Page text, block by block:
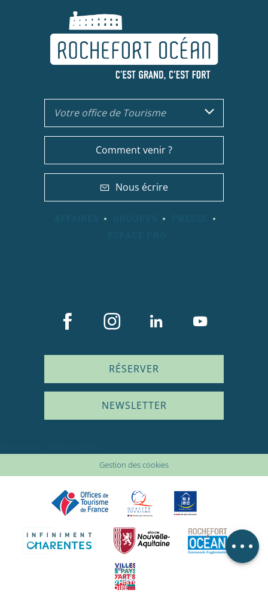
Description
Carte
Votre office de Tourisme
Comment venir ?
Nous écrire
RÉSERVER
NEWSLETTER
Gestion des cookies